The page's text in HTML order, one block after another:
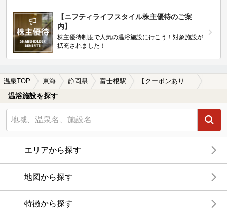
【ニフティライフスタイル株主優待のご案
内】
株主優待制度で人気の温浴施設に行こう！対象施設が
拡充されました！
温泉TOP 東海 静岡県 富士根駅 【クーポンあり】一人旅におすすめの富士根駅近くの温泉、日帰り温泉、スーパー銭湯おすすめ
温浴施設を探す
エリアから探す
地図から探す
特徴から探す